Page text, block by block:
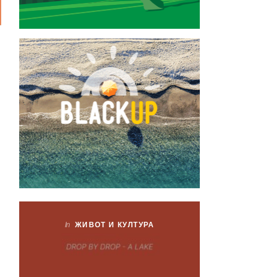
In ЖИВОТ И КУЛТУРА